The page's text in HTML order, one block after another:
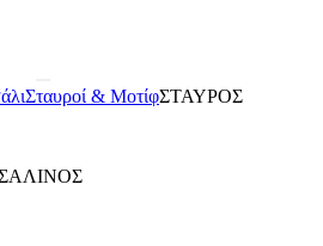
Σταυροί & ΜοτίφΣΤΑΥΡΟΣ